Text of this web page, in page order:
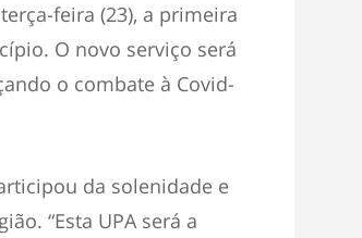
feira (23), a primeira
O novo serviço será
o combate à Covid-
da solenidade e
“Esta UPA será a